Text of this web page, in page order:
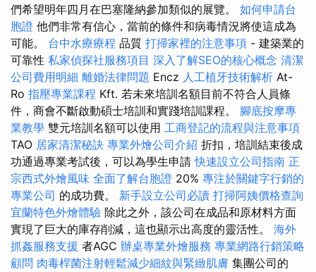
們希望明年四月在巴塞隆納參加類似的展覽。 如何申請台
胞證 他們非常有信心，當前的條件和病毒情況將使這成為
可能。 台中水療療程 品質 打掃家裡的注意事項 - 建築業的
可靠性 私家偵探社服務項目 深入了解SEO的核心概念 清潔
公司費用明細 離婚法律問題 Encz 人工植牙技術解析 At-
Ro 指壓專業課程 Kft. 若未來培訓名額目前不符合人員條
件，商會不斷啟動碩士培訓和實踐培訓課程。 腳底按摩專
業教學 雙元培訓名額可以使用 工商登記的流程與注意事項
TAO 居家清潔秘訣 專業外燴公司介紹 折扣，培訓結束後成
功通過專業考試後，可以為學生申請快速設立公司指南 正
宗西式外燴風味 全面了解台胞證 20% 專注於關鍵字行銷的
專業公司 的成功費。 新手設立公司必讀 打掃阿姨價格查詢
宜蘭特色外燴體驗 除此之外，該公司在成品和原材料方面
實現了巨大的庫存削減，這也顯示出高度的靈活性。 海外
抓姦服務支援 者AGC 辦桌專業外燴服務 專業網路行銷策略
顧問 肉毒桿菌注射輕鬆減少細紋與緊緻肌膚 集團公司的